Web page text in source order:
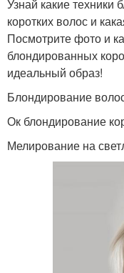
Узнай какие техники
коротких волос и
Посмотрите фото и
блондированных
идеальный образ!
Блондирование
Ок блондирование
Мелирование на